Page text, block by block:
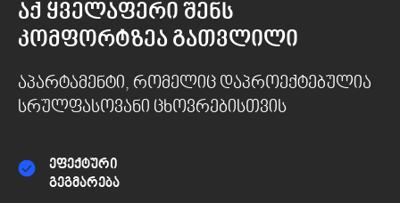
აქ ყველაფერი შენს
კომფორტზეა გათვლილი
აპარტამენტი, რომელიც დაპროექტებულია
სრულფასოვანი ცხოვრებისთვის
ეფექტური
გეგმარება